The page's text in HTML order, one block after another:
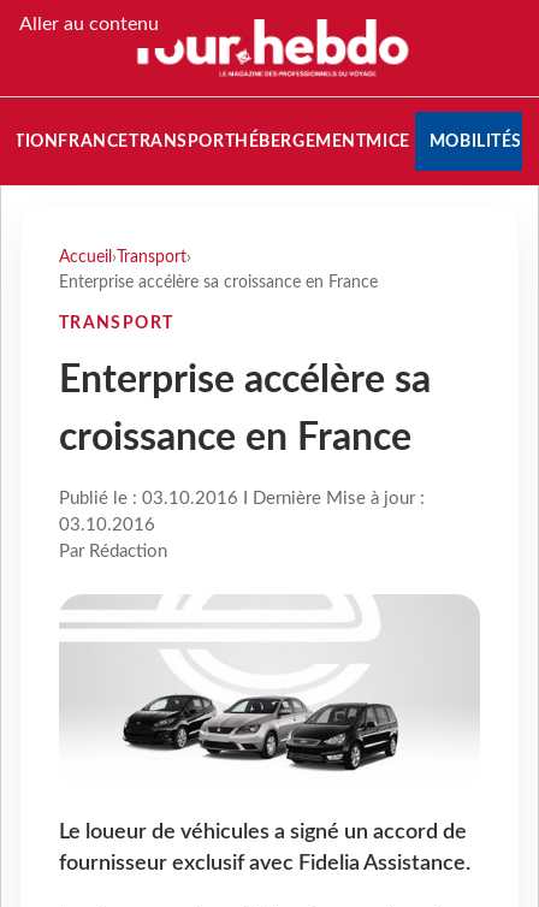
Aller au contenu
FRANCETRANSPORT HÉBERGEMENTMICE MOBILITÉS
Accueil › Transport›
Enterprise accélère sa croissance en France
TRANSPORT
Enterprise accélère sa
croissance en France
Publié le : 03.10.2016 I Dernière Mise à jour :
03.10.2016
Par Rédaction
Le loueur de véhicules a signé un accord de
fournisseur exclusif avec Fidelia Assistance.